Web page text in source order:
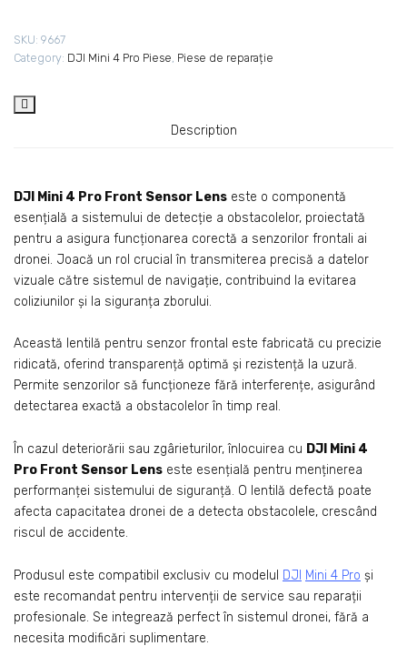
SKU: 9667
Category: DJI Mini 4 Pro Piese Piese de reparație
Description
DJI Mini 4 Pro Front Sensor Lens este o componentă
esențială a sistemului de detecție a obstacolelor, proiectată
pentru a asigura funcționarea corectă a senzorilor frontali ai
dronei. Joacă un rol crucial în transmiterea precisă a datelor
vizuale către sistemul de navigație, contribuind la evitarea
coliziunilor și la siguranța zborului.
Această lentilă pentru senzor frontal este fabricată cu precizie
ridicată, oferind transparență optimă și rezistență la uzură.
Permite senzorilor să funcționeze fără interferențe, asigurând
detectarea exactă a obstacolelor în timp real.
În cazul deteriorării sau zgârieturilor, înlocuirea cu DJI Mini 4
Pro Front Sensor Lens este esențială pentru menținerea
performanței sistemului de siguranță. O lentilă defectă poate
afecta capacitatea dronei de a detecta obstacolele, crescând
riscul de accidente.
Produsul este compatibil exclusiv cu modelul DJI Mini 4 Pro și
este recomandat pentru intervenții de service sau reparații
profesionale. Se integrează perfect în sistemul dronei, fără a
necesita modificări suplimentare.